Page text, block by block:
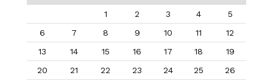
1 2 3 4
5
6
7 8 9 10 11
12
13
14 15 16 17 18
19
20
21 22 23 24 25
26